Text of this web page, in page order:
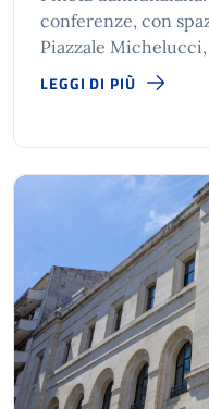
conferenze, con
Piazzale
LEGGI DI PIÙ